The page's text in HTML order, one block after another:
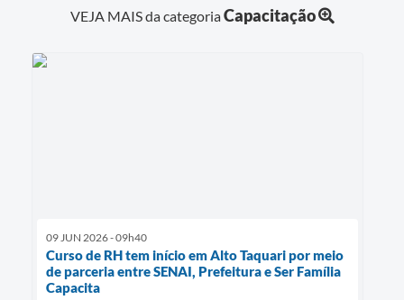
VEJA MAIS da categoriaCapacitação
09 JUN 2026 - 09h40
Curso de RH tem início em Alto Taquari por meio
de parceria entre SENAI, Prefeitura e Ser Família
Capacita